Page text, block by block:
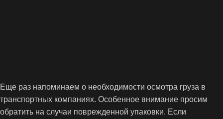
Еще раз напоминаем о необходимости осмотра груза в
транспортных компаниях. Особенное внимание просим
обратить на случаи поврежденной упаковки. Если